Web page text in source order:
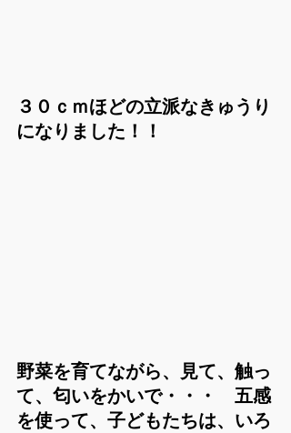
３０ｃｍほどの立派なきゅうり
になりました！！
野菜を育てながら、見て、触っ
て、匂いをかいで・・・　五感
を使って、子どもたちは、いろ